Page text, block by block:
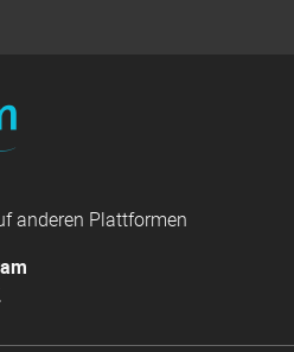
anderen Plattformen